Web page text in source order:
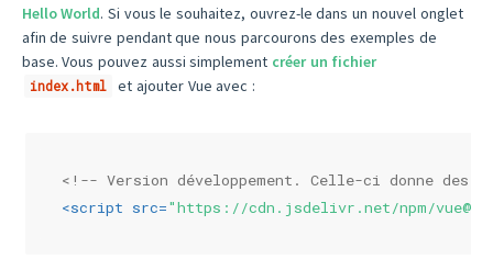
Hello World. Si vous le souhaitez, ouvrez-le dans un nouvel onglet
afin de suivre pendant que nous parcourons des exemples de
base. Vous pouvez aussi simplement créer un fichier
index.html et ajouter Vue avec :
<!-- Version développement. Celle-ci donne
<script src="https://cdn.jsdelivr.net/npm/